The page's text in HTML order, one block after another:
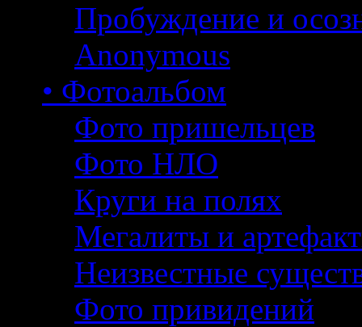
Пробуждение и
Anonymous
• Фотоальбом
Фото пришельцев
Фото НЛО
Круги на полях
Мегалиты и
Неизвестные
Фото привидений